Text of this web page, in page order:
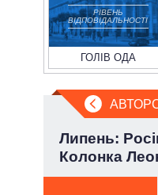
РІВЕНЬ
ВІДПОВІДАЛЬНОСТІ
ГОЛІВ ОДА
Липень:
Колонка